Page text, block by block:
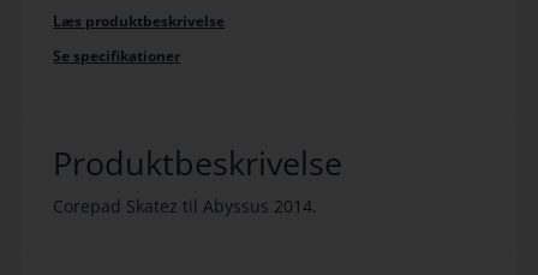
Læs produktbeskrivelse
Se specifikationer
Produktbeskrivelse
Corepad Skatez til Abyssus 2014.